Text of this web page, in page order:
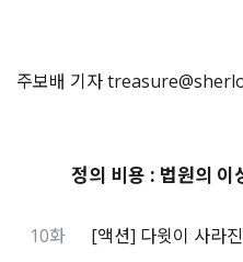
주보배 기자
정의 비용 : 법원의 이
10화